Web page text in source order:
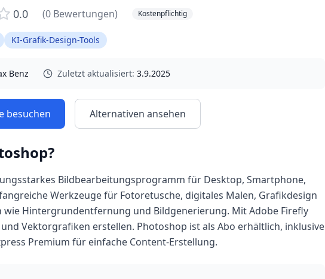
0.0
(0 Bewertungen) Kostenpflichtig
KI-Grafik-Design-Tools
Benz Zuletzt aktualisiert: 3.9.2025
besuchen Alternativen ansehen
?
Bildbearbeitungsprogramm für Desktop, Smartphone,
Werkzeuge für Fotoretusche, digitales Malen, Grafikdesign
wie Hintergrundentfernung und Bildgenerierung. Mit Adobe Firefly
Vektorgrafiken erstellen. Photoshop ist als Abo erhältlich, inklusive
Premium für einfache Content-Erstellung.